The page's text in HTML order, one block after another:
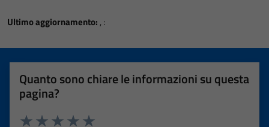
Ultimo aggiornamento: , :
Quanto sono chiare le informazioni su questa
pagina?